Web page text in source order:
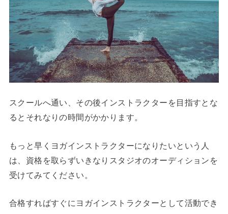
スクールへ通い、その後インストラクターを目指すとな
るとそれなりの時間がかかります。
もっと早くヨガインストラクターになりたいという人
は、資格を取らずいきなりスタジオのオーディションを
受けてみてください。
合格すればすぐにヨガインストラクターとして活動でき